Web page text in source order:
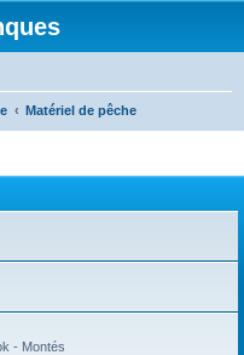
Matériel de pêche
- Montés